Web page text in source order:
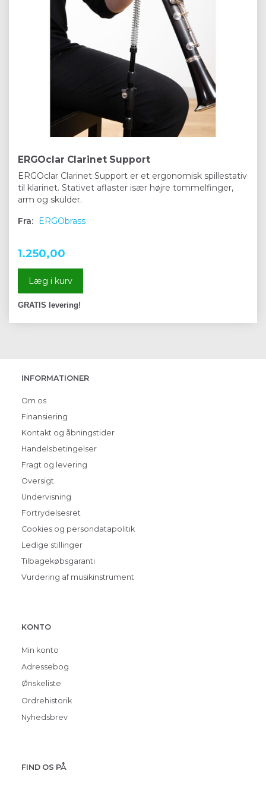
ERGOclar Clarinet Support
ERGOclar Clarinet Support er et ergonomisk spillestativ
til klarinet. Stativet aflaster især højre tommelfinger,
arm og skulder.
Fra: ERGObrass
1.250,00
Læg i kurv
GRATIS levering!
INFORMATIONER
Om os
Finansiering
Kontakt og åbningstider
Handelsbetingelser
Fragt og levering
Oversigt
Undervisning
Fortrydelsesret
Cookies og persondatapolitik
Ledige stillinger
Tilbagekøbsgaranti
Vurdering af musikinstrument
KONTO
Min konto
Adressebog
Ønskeliste
Ordrehistorik
Nyhedsbrev
FIND OS PÅ